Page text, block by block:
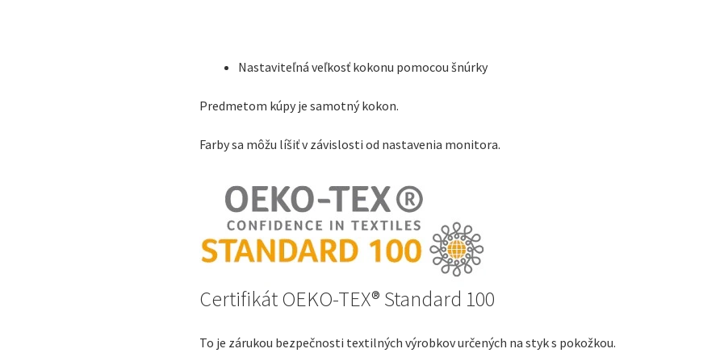
Nastaviteľná veľkosť kokonu pomocou šnúrky
Predmetom kúpy je samotný kokon.
Farby sa môžu líšiť v závislosti od nastavenia monitora.
Certifikát OEKO-TEX® Standard 100
To je zárukou bezpečnosti textilných výrobkov určených na styk s pokožkou.